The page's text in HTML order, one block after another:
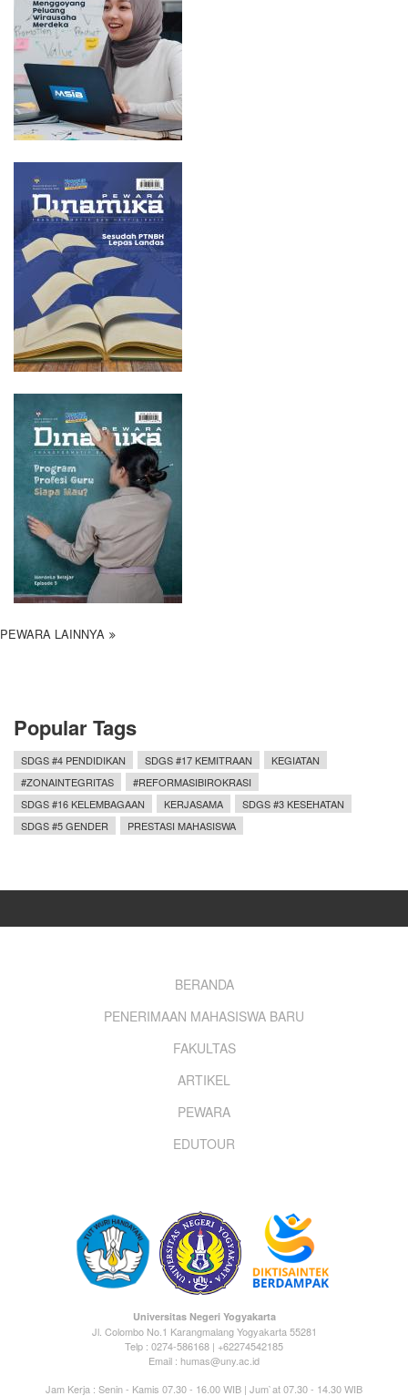
PEWARA LAINNYA
Popular Tags
SDGS #4 PENDIDIKAN SDGS #17 KEMITRAAN
KEGIATAN
#ZONAINTEGRITAS
#REFORMASIBIROKRASI
SDGS #16 KELEMBAGAAN
KERJASAMA
SDGS #3 KESEHATAN
SDGS #5 GENDER
PRESTASI MAHASISWA
BERANDA
PENERIMAAN MAHASISWA BARU
FAKULTAS
ARTIKEL
PEWARA
EDUTOUR
Universitas Negeri Yogyakarta
Jl. Colombo No.1 Karangmalang Yogyakarta 55281
Telp : 0274-586168 | +62274542185
Email : humas@uny.ac.id
Jam Kerja : Senin - Kamis 07.30 - 16.00 WIB | Jum`at 07.30 - 14.30 WIB